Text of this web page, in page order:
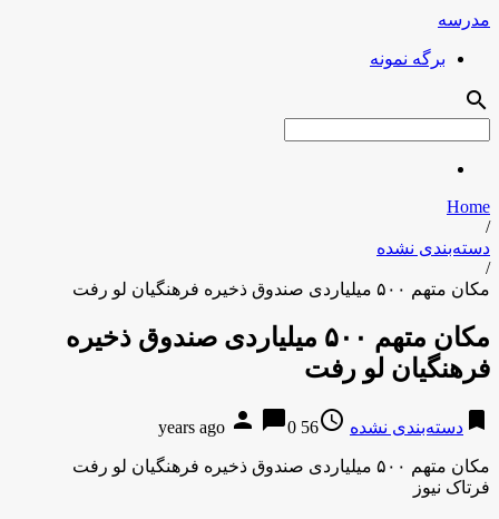
مدرسه
برگه نمونه
search
Home
/
دسته‌بندی نشده
/
مکان متهم ۵۰۰ میلیاردی صندوق ذخیره فرهنگیان لو رفت
مکان متهم ۵۰۰ میلیاردی صندوق ذخیره
فرهنگیان لو رفت
bookmark دسته‌بندی نشده access_time
56 years ago
person chat_bubble0
مکان متهم ۵۰۰ میلیاردی صندوق ذخیره فرهنگیان لو رفت
فرتاک نیوز